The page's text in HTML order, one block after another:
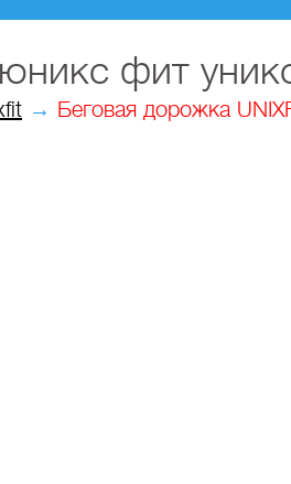
фит
→ Беговая дорожка